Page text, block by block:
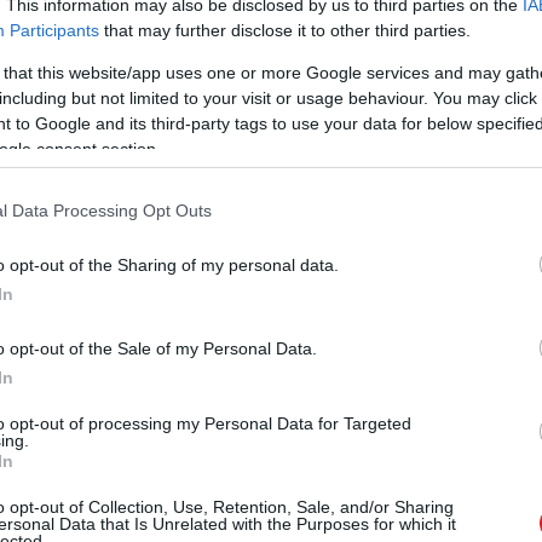
This information may also be disclosed by us to third parties on the
Participants that may further disclose it to other third parties.
that this website/app uses one or more Google services and may
but not limited to your visit or usage behaviour. You may
to Google and its third-party tags to use your data for below
consent section.
Data Processing Opt Outs
opt-out of the Sharing of my personal data.
opt-out of the Sale of my Personal Data.
opt-out of processing my Personal Data for Targeted
opt-out of Collection, Use, Retention, Sale, and/or Sharing
Data that Is Unrelated with the Purposes for which it
az Android 6.0 Marshmallow, az eszközök 22,7
19,2 százalékán van rajta, míg a KitKat az
balatoni kardioösvény (X)
#táblagép #frissítés #android oreo
Tetszik